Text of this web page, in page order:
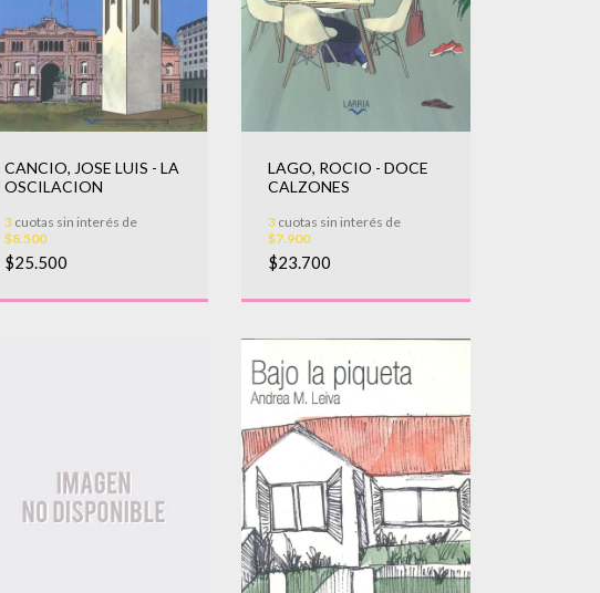
CANCIO, JOSE LUIS - LA
OSCILACION
3 cuotas sin interés de
$8.500
$25.500
LAGO, ROCIO - DOCE
CALZONES
3cuotas sin interés de
$7.900
$23.700